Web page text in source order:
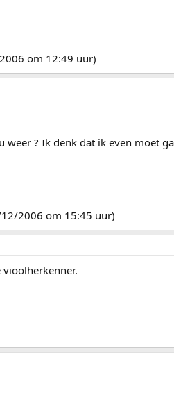
om 12:49 uur)
? Ik denk dat ik even moet
2006 om 15:45 uur)